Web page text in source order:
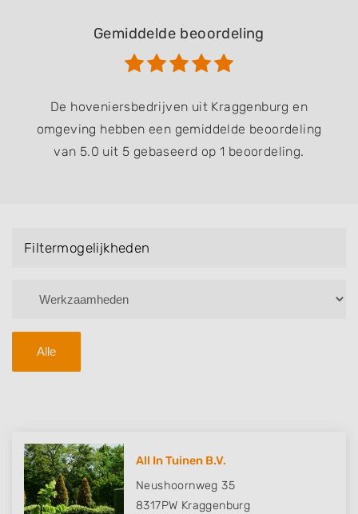
Gemiddelde beoordeling
De hoveniersbedrijven uit Kraggenburg en
omgeving hebben een gemiddelde beoordeling
van 5.0 uit 5 gebaseerd op 1 beoordeling.
Filtermogelijkheden
Alle
All In Tuinen B.V.
Neushoornweg 35
8317PW Kraggenburg